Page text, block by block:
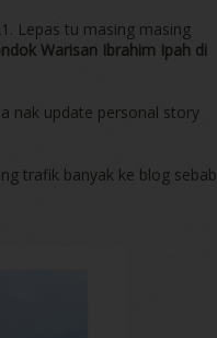
Lepas tu masing masing
Warisan Ibrahim Ipah di
nak update personal story
trafik banyak ke blog sebab